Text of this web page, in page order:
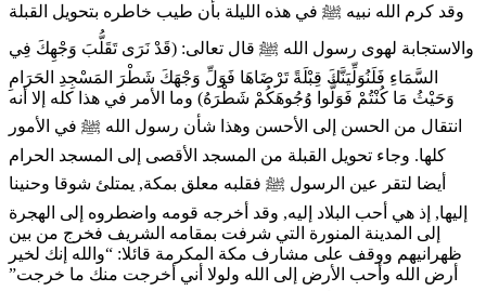
وقد كرم الله نبيه ﷺ في هذه الليلة بأن طيب خاطره بتحويل القبلة
والاستجابة لهوى رسول الله ﷺ قال تعالى: (قَدْ نَرَى تَقَلُّبَ وَجْهِكَ فِي
السَّمَاءِ فَلَنُوَلِّيَنَّكَ قِبْلَةً تَرْضَاهَا فَوَلِّ وَجْهَكَ شَطْرَ المَسْجِدِ الحَرَامِ
وَحَيْثُ مَا كُنْتُمْ فَوَلُّوا وُجُوهَكُمْ شَطْرَهُ) وما الأمر في هذا كله إلا أنه
انتقال من الحسن إلى الأحسن وهذا شأن رسول الله ﷺ في الأمور
كلها‏.‏ وجاء تحويل القبلة من المسجد الأقصى إلى المسجد الحرام
أيضا لتقر عين الرسول ﷺ فقلبه معلق بمكة‏,‏ يمتلئ شوقا وحنينا
إليها‏,‏ إذ هي أحب البلاد إليه‏,‏ وقد أخرجه قومه واضطروه إلى الهجرة
إلى المدينة المنورة التي شرفت بمقامه الشريف فخرج من بين
ظهرانيهم ووقف على مشارف مكة المكرمة قائلا‏:‏ “والله إنك لخير
أرض الله وأحب الأرض إلى الله ولولا أني أخرجت منك ما خرجت”